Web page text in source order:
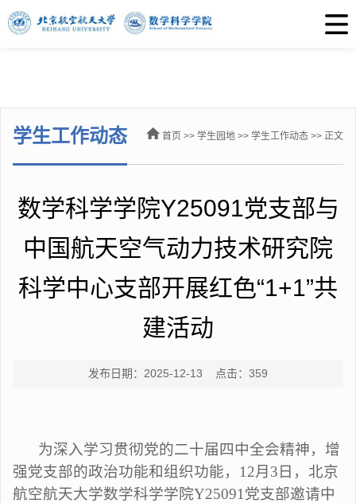
学生工作动态 首页 >> 学生园地 >> 学生工作动态 >> 正文
数学科学学院Y25091党支部与
中国航天空气动力技术研究院
科学中心支部开展红色“1+1”共
建活动
发布日期：2025-12-13 点击： 359
为深入学习贯彻党的二十届四中全会精神，增
强党支部的政治功能和组织功能，12月3日，北京
航空航天大学数学科学学院Y25091党支部邀请中